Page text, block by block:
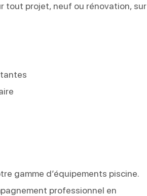
tout projet, neuf ou rénovation, sur
gamme d’équipements piscine.
professionnel en